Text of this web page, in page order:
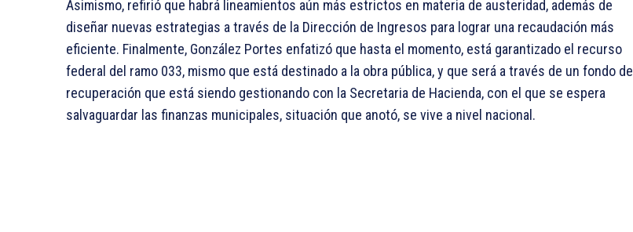
Asimismo, refirió que habrá lineamientos aún más estrictos en materia de austeridad, además de
diseñar nuevas estrategias a través de la Dirección de Ingresos para lograr una recaudación más
eficiente. Finalmente, González Portes enfatizó que hasta el momento, está garantizado el recurso
federal del ramo 033, mismo que está destinado a la obra pública, y que será a través de un fondo de
recuperación que está siendo gestionando con la Secretaria de Hacienda, con el que se espera
salvaguardar las finanzas municipales, situación que anotó, se vive a nivel nacional.